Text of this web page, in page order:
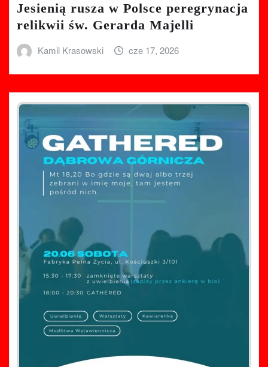
Jesienią rusza w Polsce peregrynacja
relikwii św. Gerarda Majelli
Kamil Krasowski cze 17, 2026